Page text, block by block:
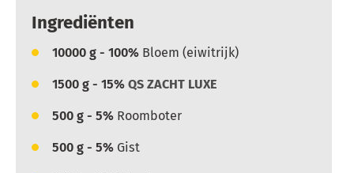
Ingrediënten
10000 g - 100% Bloem (eiwitrijk)
1500 g - 15% QS ZACHT LUXE
500 g - 5% Roomboter
500 g - 5% Gist